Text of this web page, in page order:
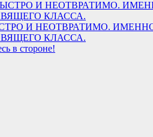
БЫСТРО И НЕОТВРАТИМО.
КЛАССА.
в стороне!